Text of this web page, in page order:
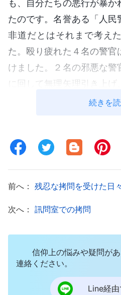
も、自分たちの悪行が暴
たのです。名誉ある「人
非道だとはそれまで考え
た。殴り疲れた４名の警
けました。２名の邪悪な警
に回して無理矢理引き上げ
もう一方の腕を肩から背中
私の腕を膝蹴りしました。
に息が止まりそうでした。
せん。両手の感覚がなくな
あまりの激痛に全身から冷
ンガン鳴り響き、意識が
続きを
前へ： 残忍な拷問を受けた日々
次へ： 訊問室での拷問
信仰上の悩みや疑問が
連絡ください。
Line経